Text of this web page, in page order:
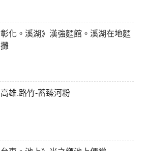
彰化。溪湖》漢強麵館。溪湖在地麵
攤
高雄.路竹-蓄臻河粉